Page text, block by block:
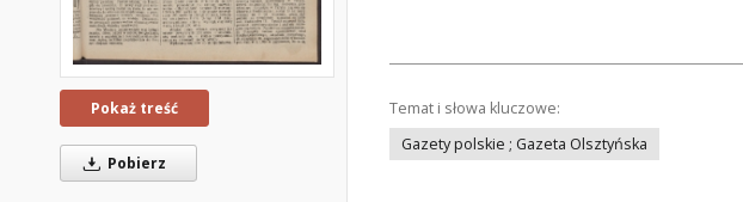
Pokaż treść
Pobierz
Temat i słowa kluczowe:
Gazety polskie ; Gazeta Olsztyńska